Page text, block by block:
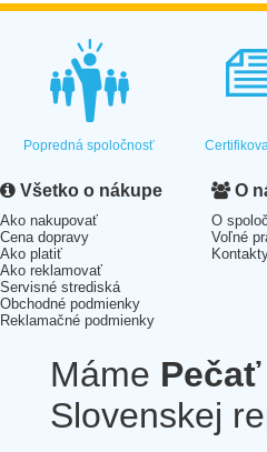
Popredná spoločnosť
Všetko o nákupe
Ako nakupovať
Cena dopravy
Ako platiť
Ako reklamovať
Servisné strediská
Obchodné podmienky
Reklamačné podmienky
O
O
Voľné
Máme
Slovenskej